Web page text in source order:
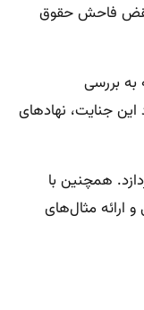
نقض فاحش حقوق
بررسی
جنایت، نهادهای
همچنین با
ارائه مثال‌های